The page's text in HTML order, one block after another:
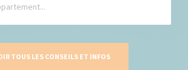
TOUS LES CONSEILS ET INFOS